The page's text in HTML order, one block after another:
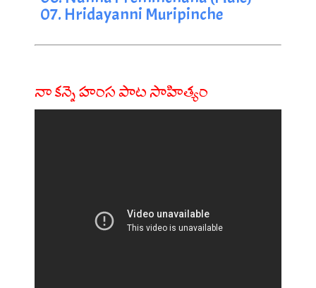
07. Hridayanni Muripinche
నా కన్నె హంస పాట సాహిత్యం